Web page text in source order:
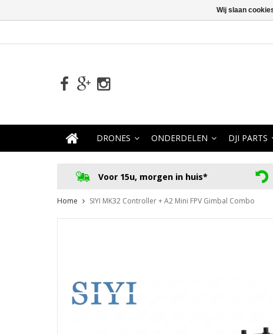
DRONES ONDERDELEN DJI PARTS
Voor 15u, morgen in huis*
Home SIYI MK32 Controller + A2 Mini FPV Gimbal Combo
Wij slaan